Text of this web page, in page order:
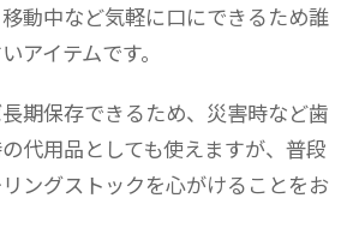
動中など気軽に口にできるため誰
アイテムです。
期保存できるため、災害時など歯
代用品としても使えますが、普段
ングストックを心がけることをお